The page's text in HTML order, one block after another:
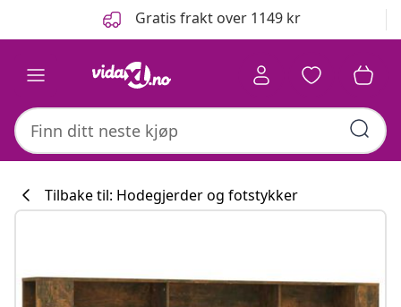
Gratis frakt over 1149 kr
Tilbake til: Hodegjerder og fotstykker